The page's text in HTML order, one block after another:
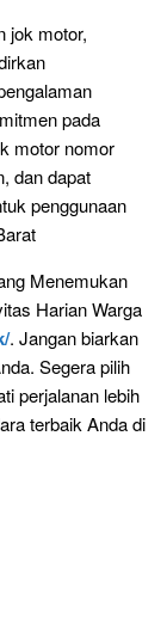
jok motor,
pada
motor nomor
dan dapat
penggunaan
Menemukan
Harian Warga
. Jangan biarkan
Segera pilih
perjalanan lebih
terbaik Anda di